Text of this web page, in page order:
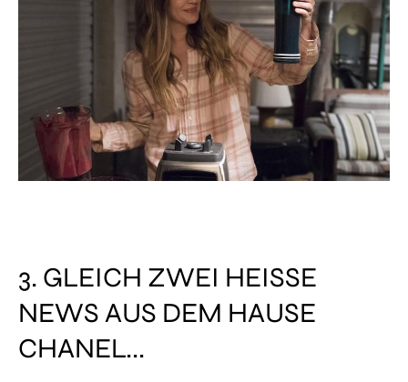
3. GLEICH ZWEI HEISSE N
EWS AUS DEM HAUSE C
HANEL...